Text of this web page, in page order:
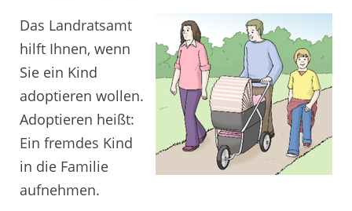
Das Landratsamt
hilft Ihnen, wenn
Sie ein Kind
adoptieren wollen.
Adoptieren heißt:
Ein fremdes Kind
in die Familie
aufnehmen.